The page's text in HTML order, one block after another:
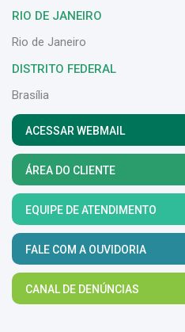
RIO DE JANEIRO
Rio de Janeiro
DISTRITO FEDERAL
Brasília
ACESSAR WEBMAIL
ÁREA DO CLIENTE
EQUIPE DE ATENDIMENTO
FALE COM A OUVIDORIA
CANAL DE DENÚNCIAS